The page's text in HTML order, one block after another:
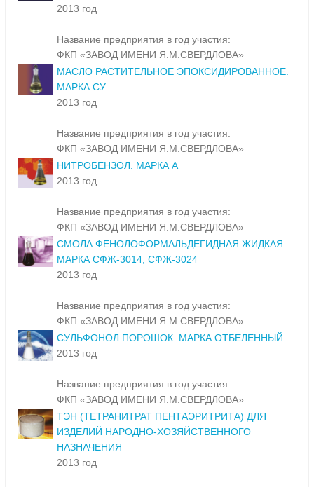
2013 год
Название предприятия в год участия:
ФКП «ЗАВОД ИМЕНИ Я.М.СВЕРДЛОВА»
МАСЛО РАСТИТЕЛЬНОЕ ЭПОКСИДИРОВАННОЕ.
МАРКА СУ
2013 год
Название предприятия в год участия:
ФКП «ЗАВОД ИМЕНИ Я.М.СВЕРДЛОВА»
НИТРОБЕНЗОЛ. МАРКА А
2013 год
Название предприятия в год участия:
ФКП «ЗАВОД ИМЕНИ Я.М.СВЕРДЛОВА»
СМОЛА ФЕНОЛОФОРМАЛЬДЕГИДНАЯ ЖИДКАЯ.
МАРКА СФЖ-3014, СФЖ-3024
2013 год
Название предприятия в год участия:
ФКП «ЗАВОД ИМЕНИ Я.М.СВЕРДЛОВА»
СУЛЬФОНОЛ ПОРОШОК. МАРКА ОТБЕЛЕННЫЙ
2013 год
Название предприятия в год участия:
ФКП «ЗАВОД ИМЕНИ Я.М.СВЕРДЛОВА»
ТЭН (ТЕТРАНИТРАТ ПЕНТАЭРИТРИТА) ДЛЯ
ИЗДЕЛИЙ НАРОДНО-ХОЗЯЙСТВЕННОГО
НАЗНАЧЕНИЯ
2013 год